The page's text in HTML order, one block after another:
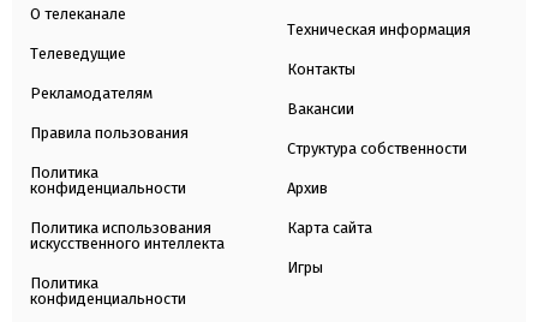
О телеканале
Телеведущие
Рекламодателям
Правила пользования
Политика
конфиденциальности
Политика использования
искусственного интеллекта
Политика
конфиденциальности
Техническая информация
Контакты
Вакансии
Структура собственности
Архив
Карта сайта
Игры